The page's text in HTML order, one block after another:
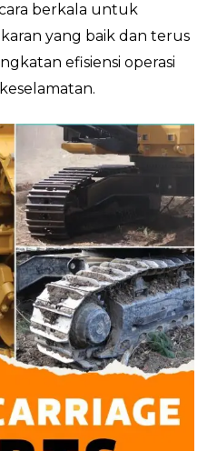
berkala untuk
yang baik dan terus
efisiensi operasi